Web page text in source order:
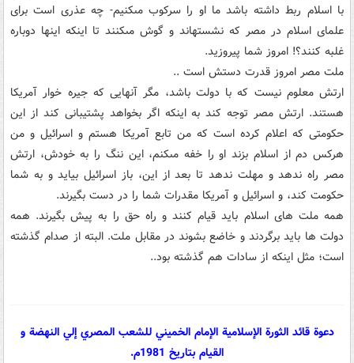
با اسلام ربط داشته باشد ما او را سرکوب مى‏کنيم- چه عذرى است براى
علماى اسلام در مصر که نشسته‏اند و گوش مى‏کنند تا اينکه اينها دوباره
غلبه کنند؟! امروز شما پيروزيد.
ملت مصر امروز قدرت دستش است ..
ارتش معلوم نيست که با دولت باشد، مگر آنهايى که جيره خوار آمريکا
هستند. ارتش مصر توجه کند به اينکه اگر بخواهد پشتيبانى کند از اين
حکومتى که اعلام کرده است که من تابع آمريکا هستم و اسرائيل و من
هرکس دم از اسلام بزند او را خفه مى‏کنم، اين ننگ را به خودش، ارتش
مصر راه ندهد و مهلت ندهد تا بعد از اين، باز اسرائيل بيايد و به شما
حکومت کند، و اسرائيل و آمريکا مقدرات شما را در دست بگيرند.
همه ملت هاى اسلام بايد قيام کنند و راه حق را به پيش بگيرند. همه
دولت ها بايد برگردند و خاضع بشوند در مقابل ملت. البته از صدام گذشته
است؛ مثل اينکه از سادات هم گذشته بود..
دعوة قائد الثورة الإسلامية الإمام الخميني للشعب المصري إلي النهضة و
القيام بتاريخ 1981م.